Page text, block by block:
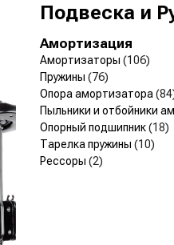
Подвеска и
Амортизация
Амортизаторы (106)
Пружины (76)
Опора амортизатора
Пыльники и отбойники
Опорный подшипник(18)
Тарелка пружины (10)
Рессоры (2)